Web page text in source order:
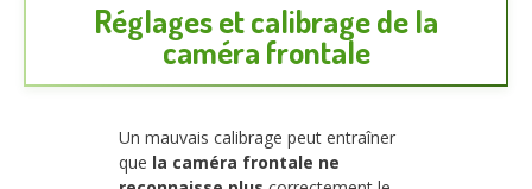
Réglages et calibrage de la
caméra frontale
Un mauvais calibrage peut entraîner
que la caméra frontale ne